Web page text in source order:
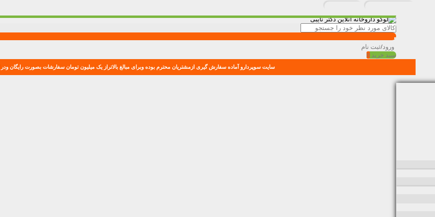
ورود/ثبت نام
سبد خرید 0
سایت سوپردارو آماده سفارش گیری ازمشتریان محترم بوده وبرای مبالغ بالاتراز یک میلیون تومان سفارشات بصورت رایگان